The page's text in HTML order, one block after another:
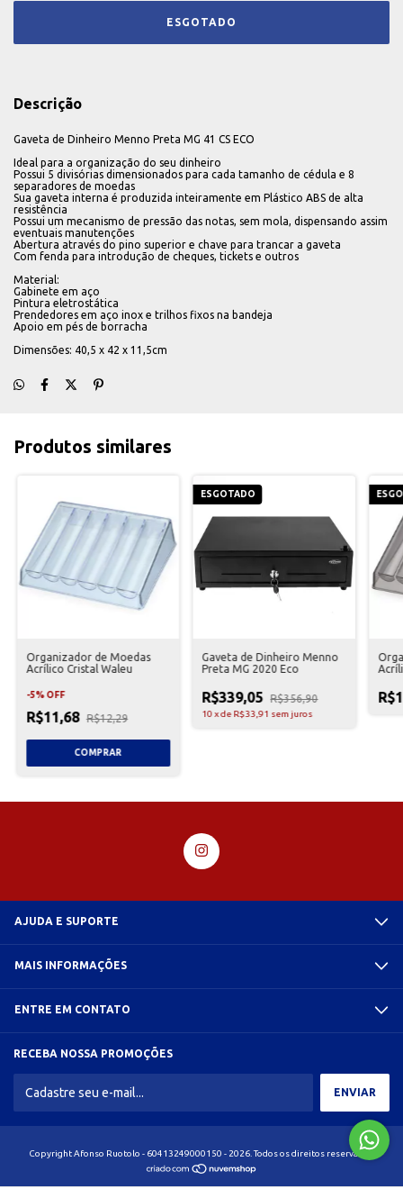
Descrição
Gaveta de Dinheiro Menno Preta MG 41 CS ECO
Ideal para a organização do seu dinheiro
Possui 5 divisórias dimensionados para cada tamanho de cédula e 8
separadores de moedas
Sua gaveta interna é produzida inteiramente em Plástico ABS de alta
resistência
Possui um mecanismo de pressão das notas, sem mola, dispensando assim
eventuais manutenções
Abertura através do pino superior e chave para trancar a gaveta
Com fenda para introdução de cheques, tickets e outros
Material:
Gabinete em aço
Pintura eletrostática
Prendedores em aço inox e trilhos fixos na bandeja
Apoio em pés de borracha
Dimensões: 40,5 x 42 x 11,5cm
Produtos similares
Organizador de Moedas
Acrílico Cristal Waleu
-5%OFF
R$11,68 R$12,29
ESGOTADO
Gaveta de Dinheiro Menno
Preta MG 2020 Eco
R$339,05 R$356,90
10 xdeR$33,91 sem juros
AJUDA E SUPORTE
MAIS INFORMAÇÕES
ENTRE EM CONTATO
RECEBA NOSSA PROMOÇÕES
Copyright Afonso Ruotolo - 60413249000150 - 2026. Todos os direitos reservados.